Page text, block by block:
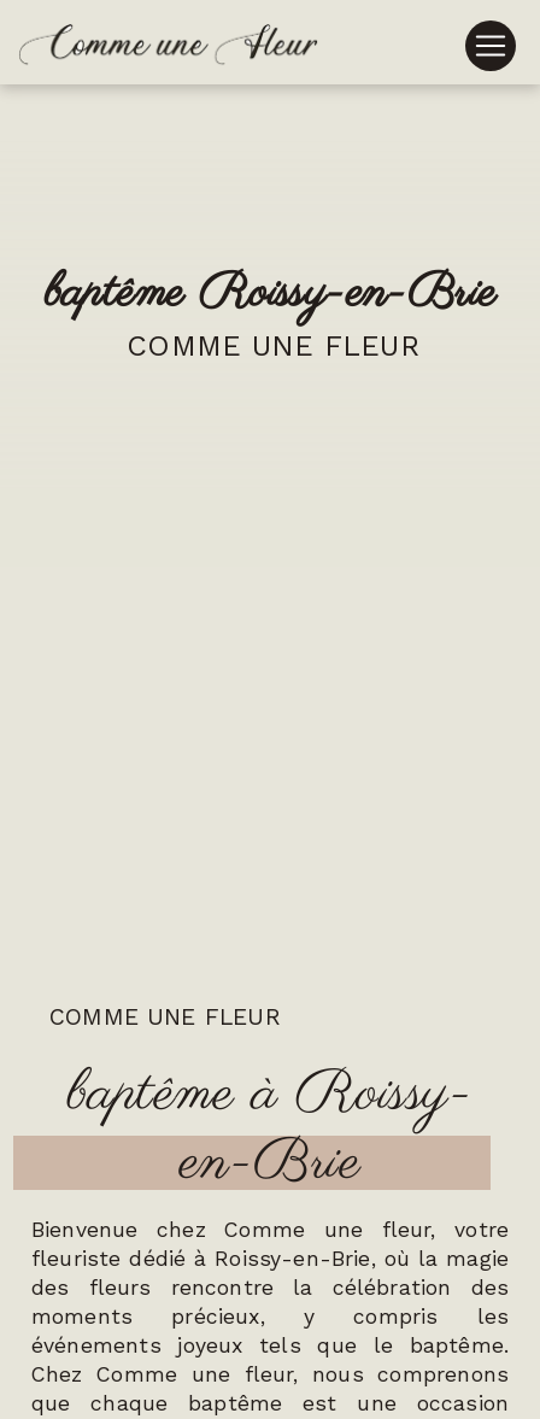
baptême Roissy-en-Brie
COMME UNE FLEUR
COMME UNE FLEUR
baptême à Roissy-
en-Brie
Bienvenue chez Comme une fleur, votre
fleuriste dédié à Roissy-en-Brie, où la magie
des fleurs rencontre la célébration des
moments précieux, y compris les
événements joyeux tels que le baptême.
Chez Comme une fleur, nous comprenons
que chaque baptême est une occasion